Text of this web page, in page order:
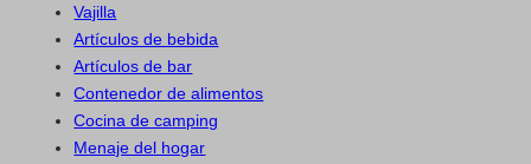
Vajilla
Artículos de bebida
Artículos de bar
Contenedor de alimentos
Cocina de camping
Menaje del hogar